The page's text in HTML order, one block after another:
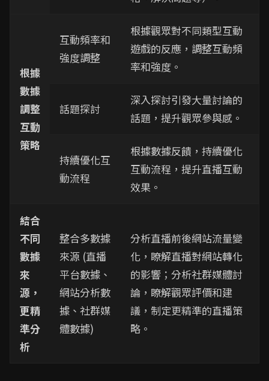
根據
數據
調整
互動
策略
互動頻率和
強度調整
根據觀眾對不同類型互動
遊戲的反應，調整互動頻
率和強度。
話題探討
深入探討引發大量討論的
話題，提升觀眾參與感。
持續優化互
動流程
根據數據反饋，持續優化
互動流程，提升直播互動
效果。
結合
不同
數據
來
源，
更精
準分
析
整合多數據
來源 (直播
平台數據、
網站分析數
據、社群媒
體數據)
分析直播前後網站流量變
化，瞭解直播對網站轉化
的影響；分析社群媒體討
論，瞭解觀眾評價和建
議，制定更精準的直播策
略。